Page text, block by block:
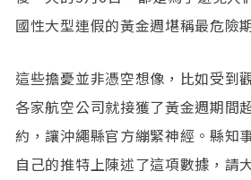
國性大型連假的黃金週堪稱最危險
這些擔憂並非憑空想像，比如受到
各家航空公司就接獲了黃金週期間
約，讓沖繩縣官方繃緊神經。縣知
自己的推特上陳述了這項數據，請